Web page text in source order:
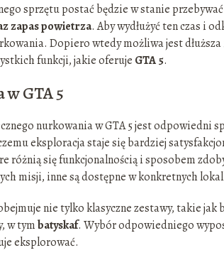
sprzętu postać będzie w stanie
zapas powietrza. Aby wydłużyć ten czas i
Dopiero wtedy możliwa jest
funkcji, jakie oferuje GTA 5.
GTA 5
nurkowania w GTA 5 jest odpowiedni
eksploracja staje się bardziej
różnią się funkcjonalnością i sposobem
misji, inne są dostępne w konkretnych
nie tylko klasyczne zestawy, takie
w tymbatyskaf. Wybór odpowiedniego
eksplorować.